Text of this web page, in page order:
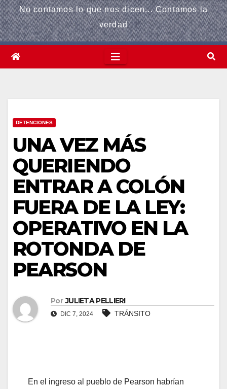
No contamos lo que nos dicen... Contamos la
verdad
DETENCIONES
UNA VEZ MÁS
QUERIENDO
ENTRAR A COLÓN
FUERA DE LA LEY:
OPERATIVO EN LA
ROTONDA DE
PEARSON
Por JULIETA PELLIERI
DIC 7, 2024 TRÁNSITO
En el ingreso al pueblo de Pearson habrían